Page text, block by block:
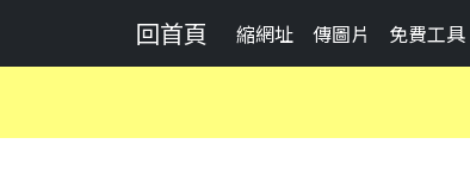
回首頁 縮網址 傳圖片 免費工具